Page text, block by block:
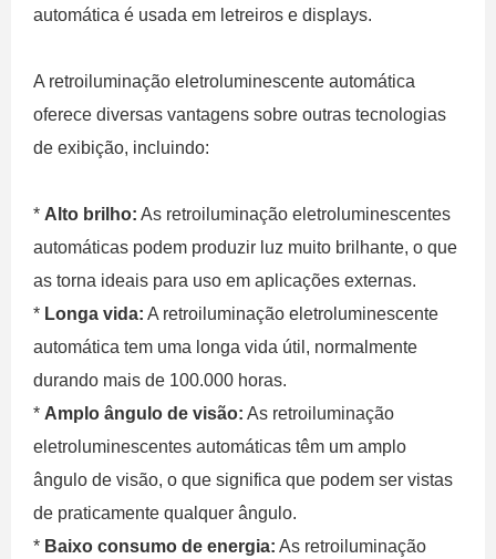
automática é usada em letreiros e displays.
A retroiluminação eletroluminescente automática
oferece diversas vantagens sobre outras tecnologias
de exibição, incluindo:
* Alto brilho: As retroiluminação eletroluminescentes
automáticas podem produzir luz muito brilhante, o que
as torna ideais para uso em aplicações externas.
* Longa vida: A retroiluminação eletroluminescente
automática tem uma longa vida útil, normalmente
durando mais de 100.000 horas.
* Amplo ângulo de visão: As retroiluminação
eletroluminescentes automáticas têm um amplo
ângulo de visão, o que significa que podem ser vistas
de praticamente qualquer ângulo.
* Baixo consumo de energia: As retroiluminação